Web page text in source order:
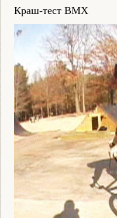
Краш-тест BMX